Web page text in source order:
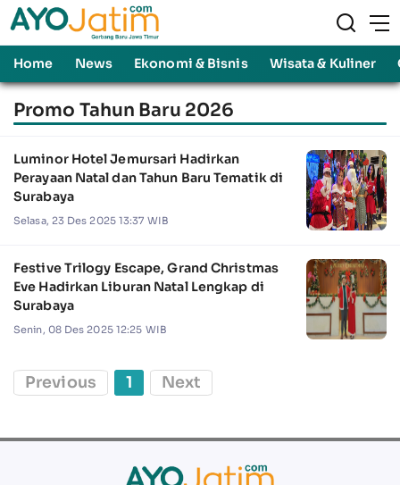
Home News Ekonomi & Bisnis Wisata & Kuliner
Promo Tahun Baru 2026
Luminor Hotel Jemursari Hadirkan
Perayaan Natal dan Tahun Baru Tematik di
Surabaya
Selasa, 23 Des 2025 13:37 WIB
Festive Trilogy Escape, Grand Christmas
Eve Hadirkan Liburan Natal Lengkap di
Surabaya
Senin, 08 Des 2025 12:25 WIB
Previous 1 Next